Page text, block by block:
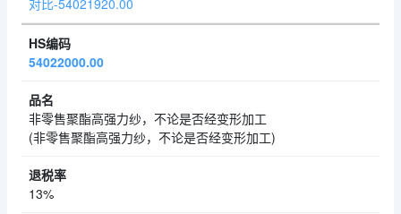
对比-54021920.00
54022000.00
非零售聚酯高强力纱，不论是否经变形加工
(非零售聚酯高强力纱，不论是否经变形加工)
13%